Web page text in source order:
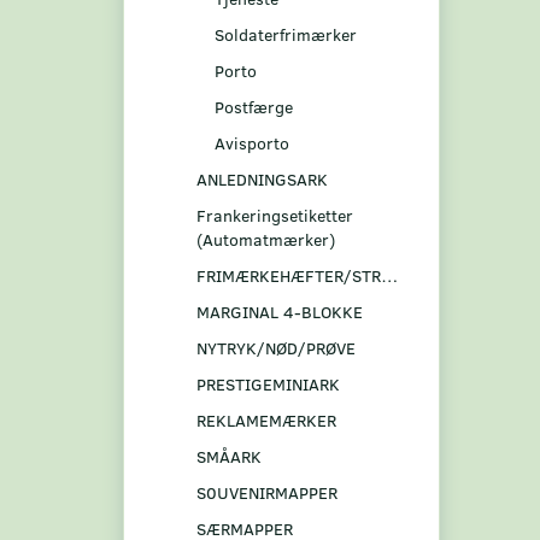
Soldaterfrimærker
Porto
Postfærge
Avisporto
ANLEDNINGSARK
Frankeringsetiketter
(Automatmærker)
FRIMÆRKEHÆFTER/STRIBER
MARGINAL 4-BLOKKE
NYTRYK/NØD/PRØVE
PRESTIGEMINIARK
REKLAMEMÆRKER
SMÅARK
S0UVENIRMAPPER
SÆRMAPPER